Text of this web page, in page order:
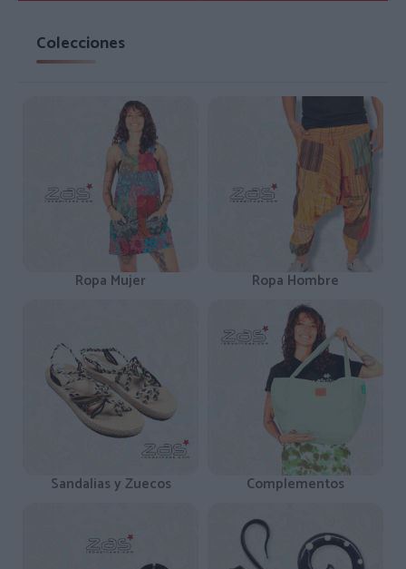
Colecciones
Ropa Mujer Ropa Hombre
Sandalias y Zuecos Complementos